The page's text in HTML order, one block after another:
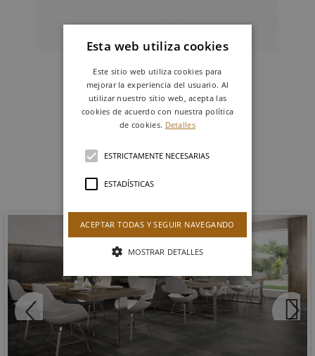
Ref. KOJPG040
Esta web utiliza cookies
Este sitio web utiliza cookies para
mejorar la experiencia del usuario. Al
utilizar nuestro sitio web, acepta las
cookies de acuerdo con nuestra política
de cookies. Detalles
ESTRICTAMENTE NECESARIAS
ESTADÍSTICAS
ACEPTAR TODAS Y SEGUIR NAVEGANDO
MOSTRAR DETALLES